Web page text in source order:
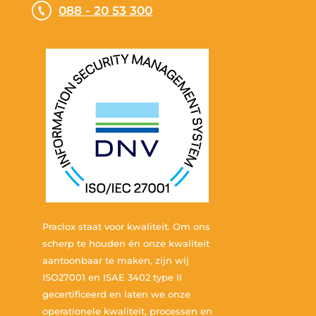
088 - 20 53 300
Praclox staat voor kwaliteit. Om ons
scherp te houden én onze kwaliteit
aantoonbaar te maken, zijn wij
ISO27001 en ISAE 3402 type II
gecertificeerd en laten we onze
operationele kwaliteit, processen en